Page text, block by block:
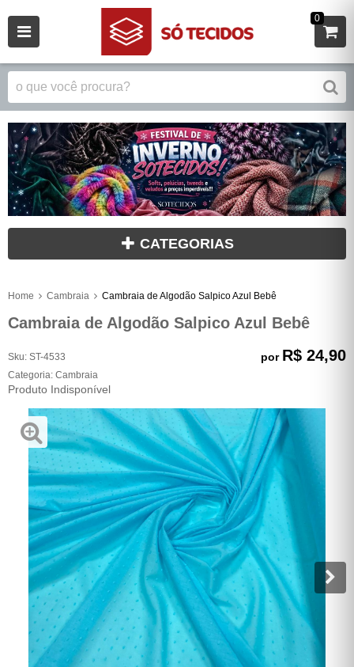
0
CATEGORIAS
Home Cambraia Cambraia de Algodão Salpico Azul Bebê
Cambraia de Algodão Salpico Azul Bebê
Sku: ST-4533
Categoria: Cambraia
Produto Indisponível
por R$ 24,90